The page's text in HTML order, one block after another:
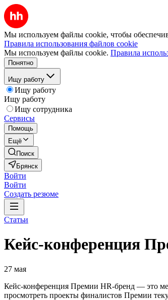
Мы используем файлы cookie, чтобы
Правила использования файлов cookie
Мы используем файлы cookie. Правила
Понятно
Ищу работу
Ищу работу
Ищу работу
Ищу сотрудника
Сервисы
Помощь
Ещё
Поиск
Брянск
Войти
Войти
Создать резюме
Статьи
Кейс-конференция
27 мая
Кейс-конференция Премии HR-бренд — это
просмотреть проекты финалистов Премии